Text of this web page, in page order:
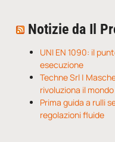
Notizie da Il
UNI EN 1090: il
esecuzione
Techne Srl |
rivoluziona il
Prima guida a rulli
regolazioni fluide